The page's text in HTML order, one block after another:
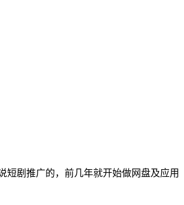
短剧推广的，前几年就开始做网盘及应用